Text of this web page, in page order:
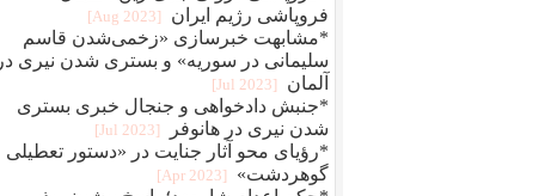
فروپاشی رژیم ایران
[2023 Aug]
*مشابهت خبرسازی «زخمی‌شدن قاسم
سلیمانی در سوریه» و بستری شدن نیری در
آلمان
[2023 Jul]
*جنبش دادخواهی و جنجال خبری بستری
شدن نیری در هانوفر
[2023 Jul]
*رؤیای محو آثار جنایت در «دستور تعطیلی
گوهردشت»
[2023 Apr]